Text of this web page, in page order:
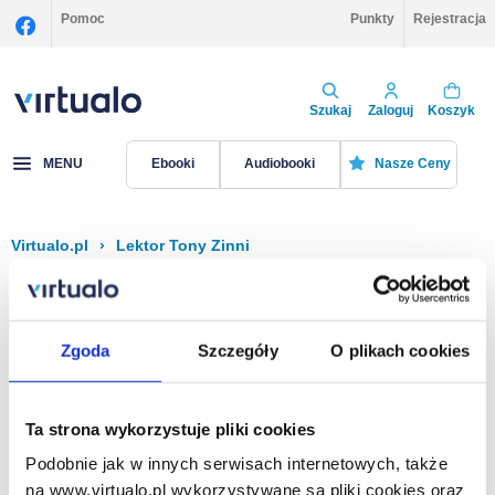
Zgoda Szczegóły O plikach cookies
Ta strona wykorzystuje pliki cookies
Podobnie jak w innych serwisach internetowych, także
na www.virtualo.pl wykorzystywane są pliki cookies oraz
Pomoc Punkty Rejestracja
Szukaj Zaloguj Koszyk
MENU Ebooki Audiobooki Nasze Ceny
Virtualo.pl › Lektor Tony Zinni
Filtruj Sortuj
Na stronie